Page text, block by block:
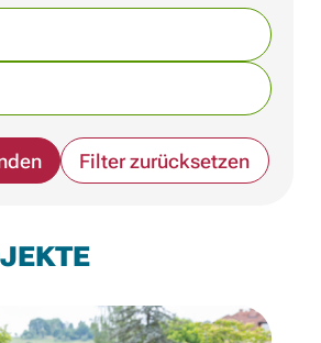
Filter zurücksetzen